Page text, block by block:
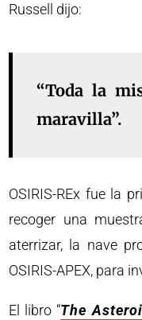
Russell dijo:
“Toda la
maravilla”.
OSIRIS-REx fue la
recoger una
aterrizar, la nave
OSIRIS-APEX, para
El libro “The